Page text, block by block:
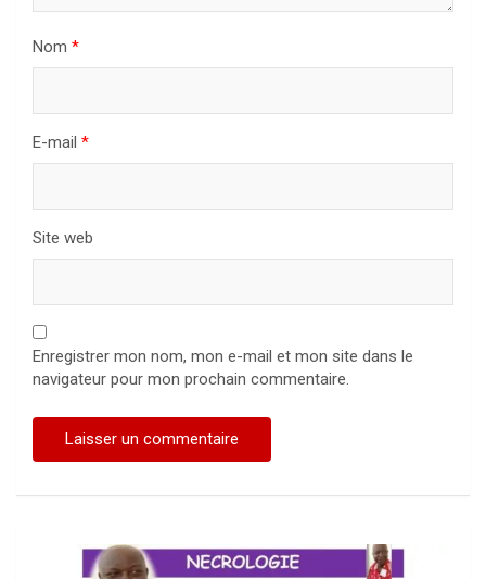
Nom *
E-mail *
Site web
Enregistrer mon nom, mon e-mail et mon site dans le
navigateur pour mon prochain commentaire.